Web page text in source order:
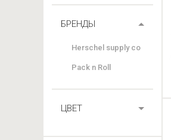
БРЕНДЫ
Herschel supply co
Pack n Roll
ЦВЕТ